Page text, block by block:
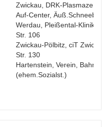
Zwickau, DRK-
Auf-Center,
Werdau, Pleißental-Klinik,
Str. 106
Zwickau-Pölbitz, ciT
Str. 130
Hartenstein, Verein,
(ehem.Sozialst.)